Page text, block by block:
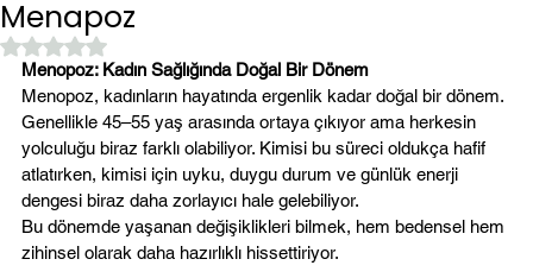
Menapoz
5 üzerinden NaN yıldız
Menopoz: Kadın Sağlığında Doğal Bir Dönem
Menopoz, kadınların hayatında ergenlik kadar doğal bir dönem.
Genellikle 45–55 yaş arasında ortaya çıkıyor ama herkesin
yolculuğu biraz farklı olabiliyor. Kimisi bu süreci oldukça hafif
atlatırken, kimisi için uyku, duygu durum ve günlük enerji
dengesi biraz daha zorlayıcı hale gelebiliyor.
Bu dönemde yaşanan değişiklikleri bilmek, hem bedensel hem
zihinsel olarak daha hazırlıklı hissettiriyor.